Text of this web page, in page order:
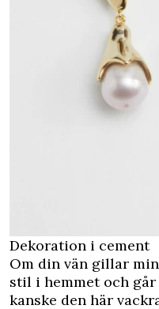
Dekoration i cement
Om din vän gillar
stil i hemmet och
kanske den här